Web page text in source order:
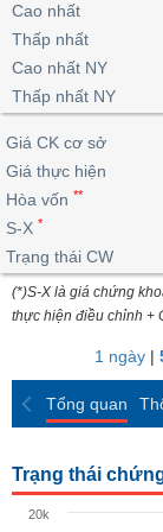
lỗ
Giao
nội
bộ
Niên
giám
Tài
liệu
cổ
đông
Định
giá
Nước
Tự
doanh
Top
cổ
phiếu
Bản
Thống
dịch
dịch
Chứng
quyền
Thống
kê
dịch
Định
Thống
dịch
Tin
tức
Phân
tích
kỹ
thuật
Bảng
trực
tuyến
lọc
cổ
phiếu
sánh
cổ
phiếu
Báo
cáo
phân
Vĩ
mô
lai
Chứng
quyền
Trái
phiếu
doanh
IR
Awards
Dịch
vụ
Cao nhất
Thấp nhất
Cao nhất NY
Thấp nhất NY
Giá CK cơ sở
Giá thực hiện
Hòa vốn **
S-X *
Trạng thái CW
(*)S-X là giá chứng
thực hiện điều chỉnh +
1 ngày|
Tổng quan
Trạng thái
20k
BẤT
ĐỘNG
SẢN
TÀI
CHÍNH
HÀNG
HÓA
KINH
TẾ